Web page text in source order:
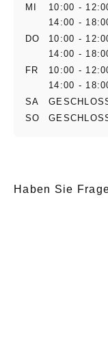
MI
10:00 -
14:00 -
DO
10:00 -
14:00 -
FR
10:00 -
14:00 -
SA
SO
Haben Sie